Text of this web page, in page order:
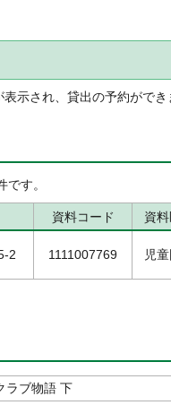
示され、貸出の予約ができ
です。
資料コード 資
2 1111007769 児
ラブ物語 下